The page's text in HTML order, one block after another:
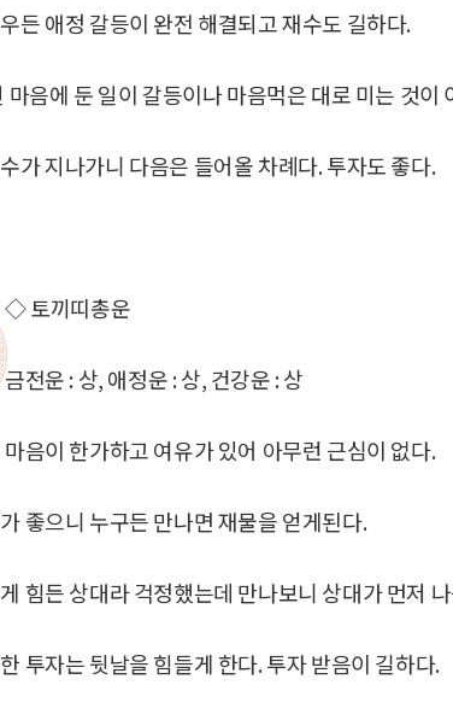
든 애정 갈등이 완전 해결되고 재수도 길하다.
마음에 둔 일이 갈등이나 마음먹은 대로 미는 것이
가 지나가니 다음은 들어올 차례다. 투자도 좋다.
◇ 토끼띠총운
금전운 : 상, 애정운 : 상, 건강운 : 상
마음이 한가하고 여유가 있어 아무런 근심이 없다.
좋으니 누구든 만나면 재물을 얻게된다.
힘든 상대라 걱정했는데 만나보니 상대가 먼저
투자는 뒷날을 힘들게 한다. 투자 받음이 길하다.